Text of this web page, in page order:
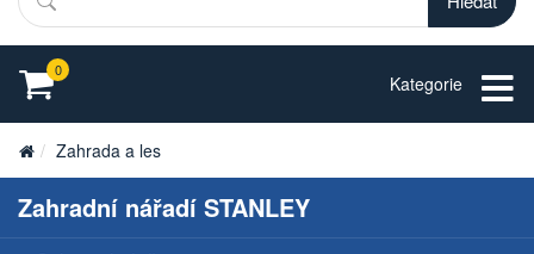
0
Kategorie
Zahrada a les
Zahradní nářadí STANLEY